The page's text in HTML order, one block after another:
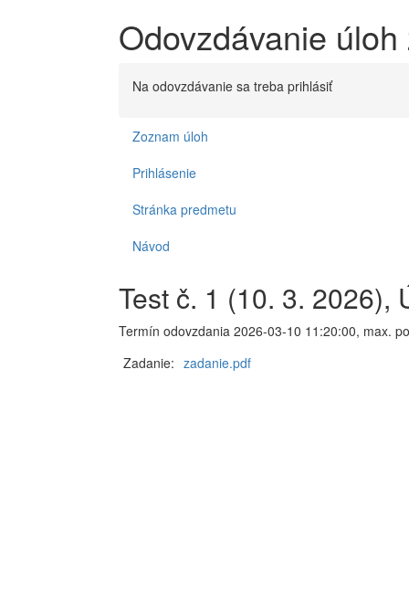
Odovzdávanie
Na odovzdávanie sa treba prihlásiť
Zoznam úloh
Prihlásenie
Stránka predmetu
Návod
Test č. 1 (10. 3. 2026),
Termín odovzdania 2026-03-10 11:20:00, max.
Zadanie: zadanie.pdf